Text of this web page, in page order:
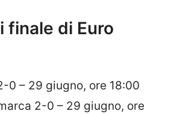
finale di Euro
0 – 29 giugno, ore 18:00
2-0 – 29 giugno, ore